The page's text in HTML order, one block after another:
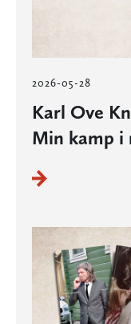
2026-05-28
Karl Ove
Min kamp i